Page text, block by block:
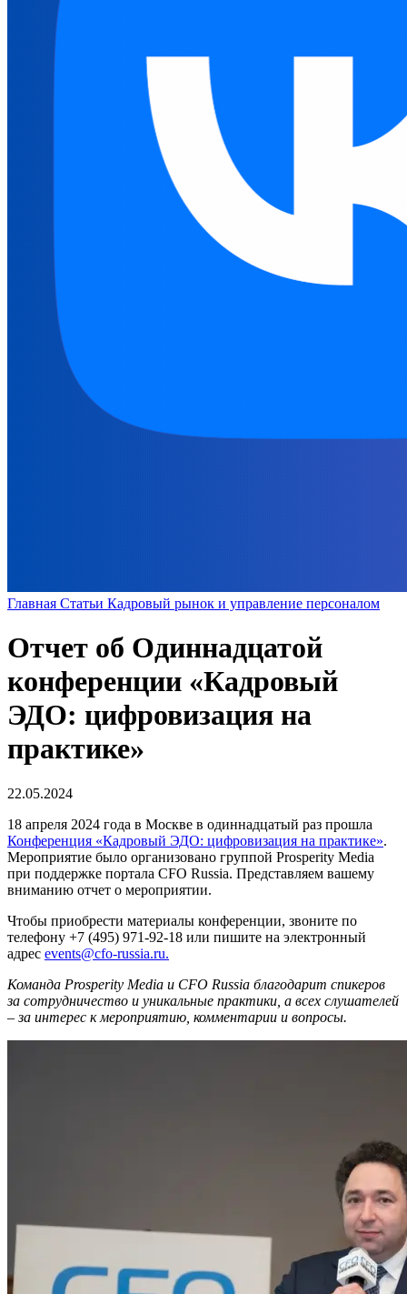
Главная Статьи Кадровый рынок и управление персоналом
Отчет об Одиннадцатой
конференции «Кадровый
ЭДО: цифровизация на
практике»
22.05.2024
18 апреля 2024 года в Москве в одиннадцатый раз прошла
Конференция «Кадровый ЭДО: цифровизация на практике».
Мероприятие было организовано группой Prosperity Media
при поддержке портала CFO Russia. Представляем вашему
вниманию отчет о мероприятии.
Чтобы приобрести материалы конференции, звоните по
телефону +7 (495) 971-92-18 или пишите на электронный
адрес events@cfo-russia.ru.
Команда Prosperity Media и CFO Russia благодарит спикеров
за сотрудничество и уникальные практики, а всех слушателей
– за интерес к мероприятию, комментарии и вопросы.